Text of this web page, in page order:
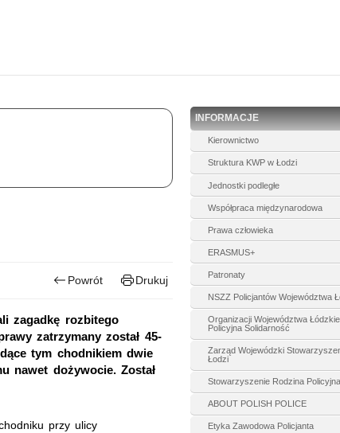
Powrót Drukuj
zagadkę rozbitego
zatrzymany został 45-
tym chodnikiem dwie
nawet dożywocie. Został
przy ulicy
INFORMACJE
Kierownictwo
Struktura KWP w Łodzi
Jednostki podległe
Współpraca międzynarodowa
Prawa człowieka
ERASMUS+
Patronaty
NSZZ Policjantów Województwa
Organizacji Województwa
Policyjna Solidarność
Zarząd Wojewódzki
Łodzi
Stowarzyszenie Rodzina
ABOUT POLISH POLICE
Etyka Zawodowa Policjanta